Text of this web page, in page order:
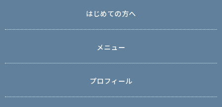
はじめての方へ
メニュー
プロフィール